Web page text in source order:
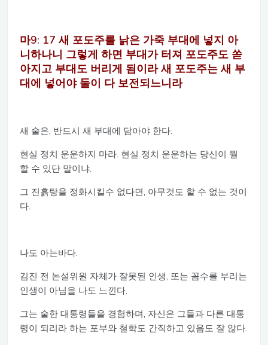
마9: 17 새 포도주를 낡은 가죽 부대에 넣지 아
니하나니 그렇게 하면 부대가 터져 포도주도 쏟
아지고 부대도 버리게 됨이라 새 포도주는 새 부
대에 넣어야 둘이 다 보전되느니라
새 술은, 반드시 새 부대에 담아야 한다.
현실 정치 운운하지 마라. 현실 정치 운운하는 당신이 뭘
할 수 있단 말이냐.
그 진흙탕을 정화시킬수 없다면, 아무것도 할 수 없는 것이
다.
나도 아는바다.
김진 전 논설위원 자체가 잘못된 인생, 또는 꼼수를 부리는
인생이 아님을 나도 느낀다.
그는 숱한 대통령들을 경험하며, 자신은 그들과 다른 대통
령이 되리라 하는 포부와 철학도 간직하고 있음도 잘 않다.